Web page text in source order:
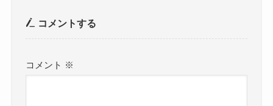
コメントする
コメント ※